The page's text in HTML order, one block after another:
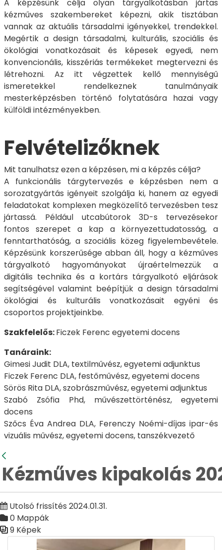
A képzésünk célja olyan tárgyalkotásban jártas
kézműves szakembereket képezni, akik tisztában
vannak az aktuális társadalmi igényekkel, trendekkel.
Megértik a design társadalmi, kulturális, szociális és
ökológiai vonatkozásait és képesek egyedi, nem
konvencionális, kisszériás termékeket megtervezni és
létrehozni. Az itt végzettek kellő mennyiségű
ismeretekkel rendelkeznek tanulmányaik
mesterképzésben történő folytatására hazai vagy
külföldi intézményekben.
Felvételizőknek
Mit tanulhatsz ezen a képzésen, mi a képzés célja?
A funkcionális tárgytervezés e képzésben nem a
sorozatgyártás igényeit szolgálja ki, hanem az egyedi
feladatokat komplexen megközelítő tervezésben tesz
jártassá. Például utcabútorok 3D-s tervezésekor
fontos szerepet a kap a környezettudatosság, a
fenntarthatóság, a szociális közeg figyelembevétele.
Képzésünk korszerűsége abban áll, hogy a kézműves
tárgyalkotó hagyományokat újraértelmezzük a
digitális technika és a kortárs tárgyalkotó eljárások
segítségével valamint beépítjük a design társadalmi
ökológiai és kulturális vonatkozásait egyéni és
csoportos projektjeinkbe.
Szakfelelős:Ficzek Ferenc egyetemi docens
Tanáraink:
Gimesi Judit DLA, textilművész, egyetemi adjunktus
Ficzek Ferenc DLA, festőművész, egyetemi docens
Sörös Rita DLA, szobrászművész, egyetemi adjunktus
Szabó Zsófia Phd, művészettörténész, egyetemi
docens
Szőcs Éva Andrea DLA, Ferenczy Noémi-díjas ipar-és
vizuális művész, egyetemi docens, tanszékvezető
Vissza
Kézműves kipakolás
Utolsó frissítés 2024.01.31.
0 Mappák
9 Képek